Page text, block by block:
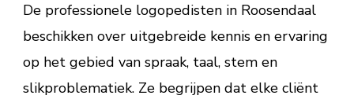
De professionele logopedisten in Roosendaal
beschikken over uitgebreide kennis en ervaring
op het gebied van spraak, taal, stem en
slikproblematiek. Ze begrijpen dat elke cliënt